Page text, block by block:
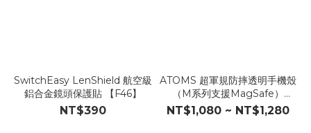
SwitchEasy LenShield 航空級
鋁合金鏡頭保護貼 【F46】
NT$390
ATOMS 超軍規防摔透明手機殼
（M系列支援MagSafe）
【G71】
NT$1,080 ~ NT$1,280